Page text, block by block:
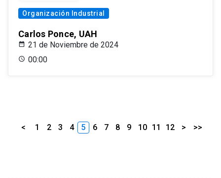
Organización Industrial
Carlos Ponce, UAH
21 de Noviembre de 2024
00:00
< 1 2 3 4 5 6 7 8 9 10 11 12 > >>